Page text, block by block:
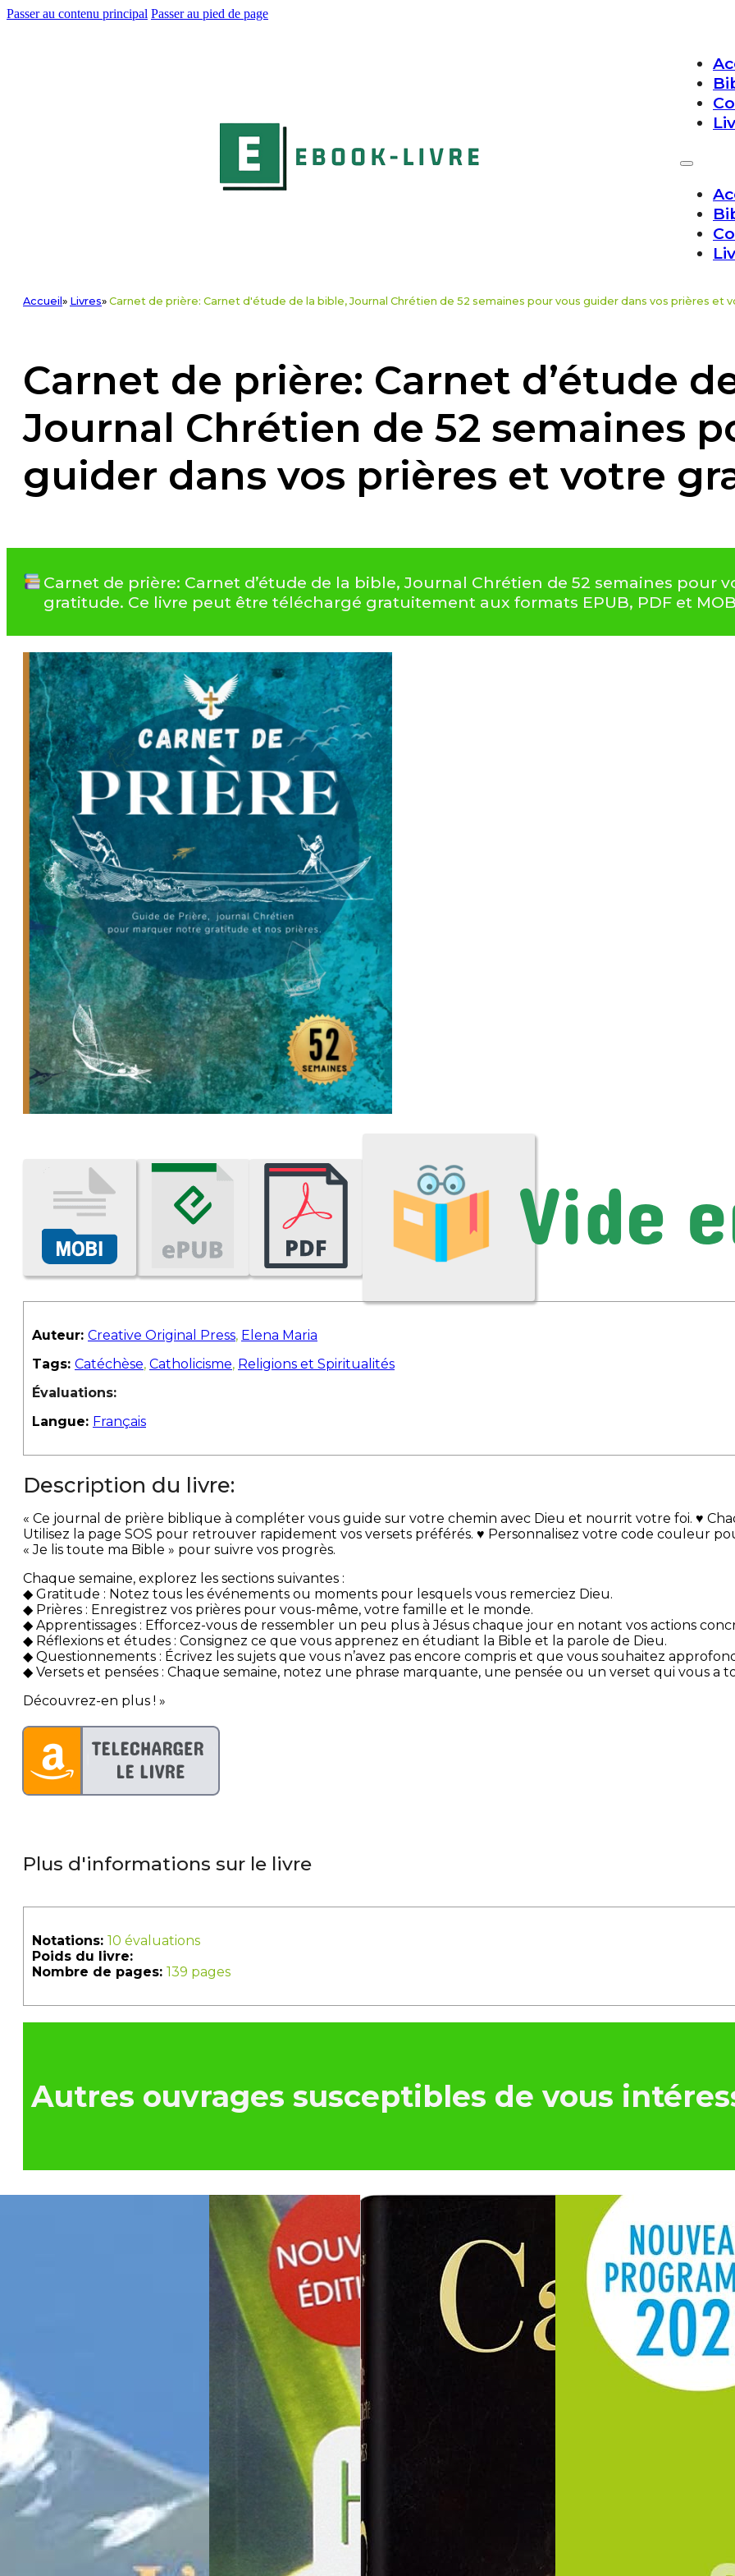
Passer au contenu principal Passer au pied de page
Accueil » Livres» Carnet de prière: Carnet d'étude de la bible, Journal Chrétien de 52 semaines pour vous guider dans vos prières et
Carnet de prière: Carnet d’étude
Journal Chrétien de 52 semaines
guider dans vos prières et votre
Carnet de prière: Carnet d’étude de la bible, Journal Chrétien de 52 semaines pour
gratitude. Ce livre peut être téléchargé gratuitement aux formats EPUB, PDF et
Auteur: Creative Original Press, Elena Maria
Tags: Catéchèse, Catholicisme, Religions et Spiritualités
Évaluations:
Langue: Français
Description du livre:
« Ce journal de prière biblique à compléter vous guide sur votre chemin avec Dieu et nourrit votre foi. ♥
Utilisez la page SOS pour retrouver rapidement vos versets préférés. ♥ Personnalisez votre code couleur
« Je lis toute ma Bible » pour suivre vos progrès.
Chaque semaine, explorez les sections suivantes :
◆ Gratitude : Notez tous les événements ou moments pour lesquels vous remerciez Dieu.
◆ Prières : Enregistrez vos prières pour vous-même, votre famille et le monde.
◆ Apprentissages : Efforcez-vous de ressembler un peu plus à Jésus chaque jour en notant vos actions
◆ Réflexions et études : Consignez ce que vous apprenez en étudiant la Bible et la parole de Dieu.
◆ Questionnements : Écrivez les sujets que vous n’avez pas encore compris et que vous souhaitez
◆ Versets et pensées : Chaque semaine, notez une phrase marquante, une pensée ou un verset qui vous a
Découvrez-en plus ! »
Plus d'informations sur le livre
Notations: 10 évaluations
Poids du livre:
Nombre de pages: 139 pages
Autres ouvrages susceptibles de vous
KYBALION: Étude sur la